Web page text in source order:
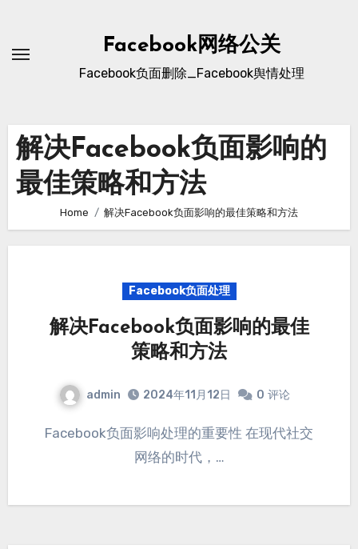
content
Facebook网络公关
Facebook负面删除_Facebook舆情处理
解决Facebook负面影响的
最佳策略和方法
Home 解决Facebook负面影响的最佳策略和方法
Facebook负面处理
解决Facebook负面影响的最佳
策略和方法
admin 2024年11月12日 0 评论
Facebook负面影响处理的重要性 在现代社交
网络的时代，…